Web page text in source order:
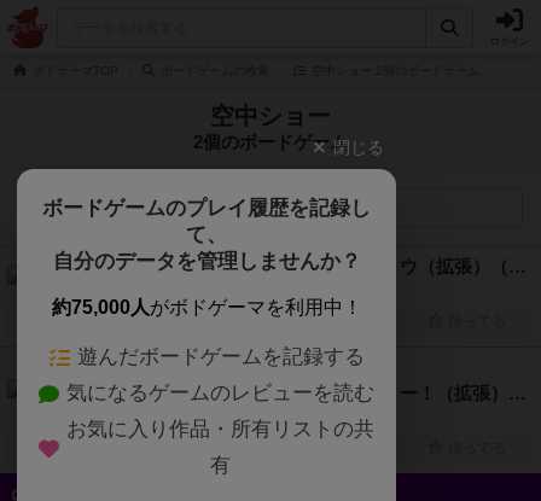
空中ショー
2個のボードゲーム
検索メニュー
ドラフトザウルス：エアリアルショウ（拡張）（Draftosaurus: Aerial Show）
6.1
ミープルサーカス：猛獣＆空中ショー！（拡張）（Meeple Circus: The Wild Animal & Aerial Show）
2人～5人 45分前後 8歳～
興味あり
閉じる
ボードゲームのプレイ履歴を記録し
て、
自分のデータを管理しませんか？
約75,000人がボドゲーマを利用中！
遊んだボードゲームを記録する
気になるゲームのレビューを読む
お気に入り作品・所有リストの共
有